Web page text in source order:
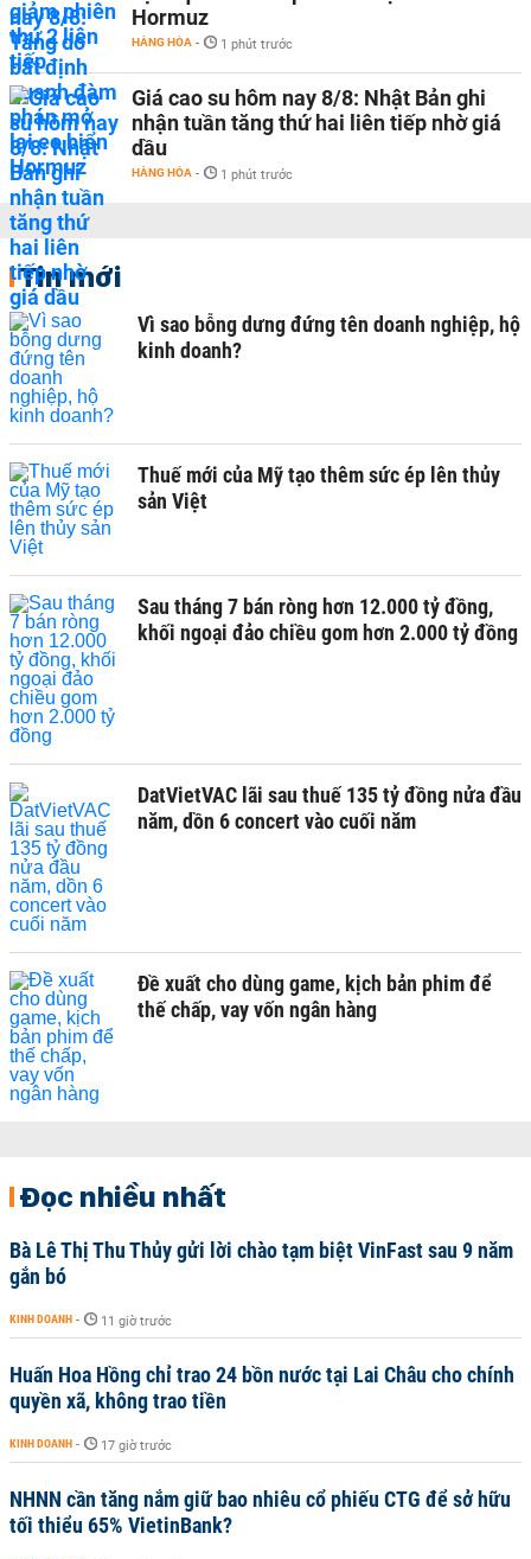
Hormuz
HÀNG HÓA - 1 phút trước
Giá cao su hôm nay 8/8: Nhật Bản ghi
nhận tuần tăng thứ hai liên tiếp nhờ giá
dầu
HÀNG HÓA - 1 phút trước
Tin mới
Vì sao bỗng dưng đứng tên doanh nghiệp, hộ
kinh doanh?
Thuế mới của Mỹ tạo thêm sức ép lên thủy
sản Việt
Sau tháng 7 bán ròng hơn 12.000 tỷ đồng,
khối ngoại đảo chiều gom hơn 2.000 tỷ đồng
DatVietVAC lãi sau thuế 135 tỷ đồng nửa đầu
năm, dồn 6 concert vào cuối năm
Đề xuất cho dùng game, kịch bản phim để
thế chấp, vay vốn ngân hàng
Đọc nhiều nhất
Bà Lê Thị Thu Thủy gửi lời chào tạm biệt VinFast sau 9 năm
gắn bó
KINH DOANH - 11 giờ trước
Huấn Hoa Hồng chỉ trao 24 bồn nước tại Lai Châu cho chính
quyền xã, không trao tiền
KINH DOANH - 17 giờ trước
NHNN cần tăng nắm giữ bao nhiêu cổ phiếu CTG để sở hữu
tối thiểu 65% VietinBank?